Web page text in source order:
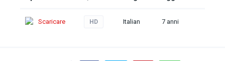
Scaricare HD Italian 7 anni